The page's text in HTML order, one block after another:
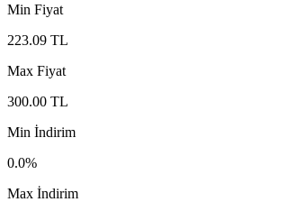
Min Fiyat
223.09 TL
Max Fiyat
300.00 TL
Min İndirim
0.0%
Max İndirim